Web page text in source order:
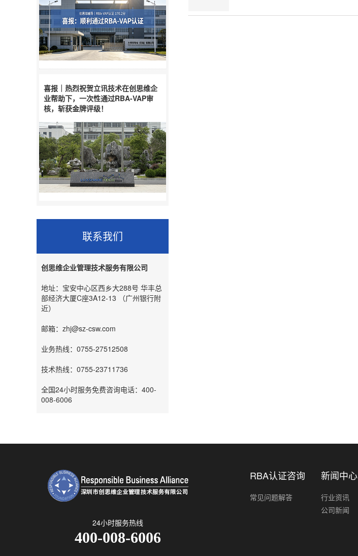
喜报｜热烈祝贺立讯技术在创思维企
业帮助下，一次性通过RBA-VAP审
核，斩获金牌评级！
联系我们
创思维企业管理技术服务有限公司
地址：宝安中心区西乡大288号 华丰总
部经济大厦C座3A12-13 （广州银行附
近）
邮箱：zhj@sz-csw.com
业务热线：0755-27512508
技术热线：0755-23711736
全国24小时服务免费咨询电话：400-
008-6006
24小时服务热线
400-008-6006
RBA认证咨询
常见问题解答
新闻中心
行业资讯
公司新闻